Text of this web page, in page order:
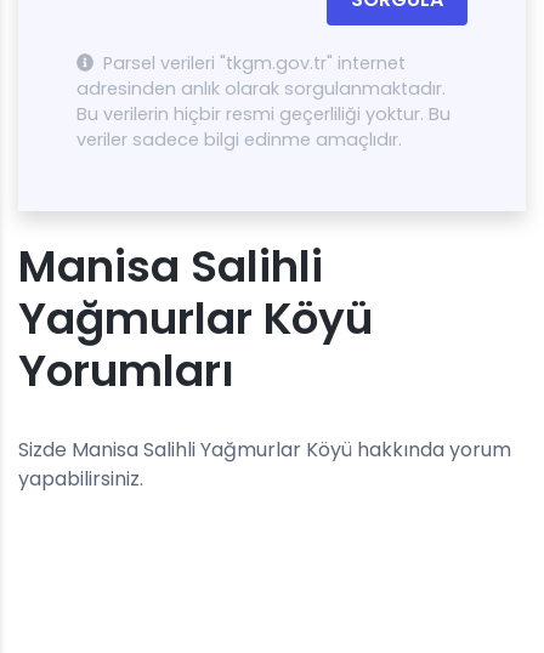
Parsel verileri "tkgm.gov.tr" internet
adresinden anlık olarak sorgulanmaktadır.
Bu verilerin hiçbir resmi geçerliliği yoktur. Bu
veriler sadece bilgi edinme amaçlıdır.
Manisa Salihli
Yağmurlar Köyü
Yorumları
Sizde Manisa Salihli Yağmurlar Köyü hakkında yorum
yapabilirsiniz.